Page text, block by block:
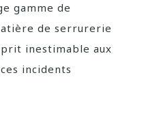
gamme de
de serrurerie
inestimable aux
incidents